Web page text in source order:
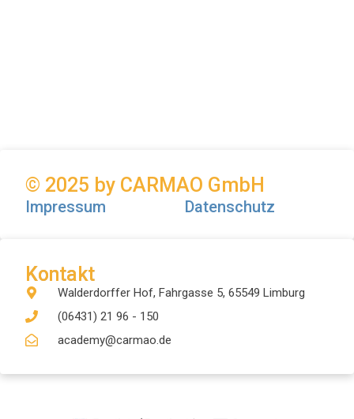
© 2025 by CARMAO GmbH
Impressum Datenschutz
Kontakt
Walderdorffer Hof, Fahrgasse 5, 65549 Limburg
(06431) 21 96 - 150
academy@carmao.de